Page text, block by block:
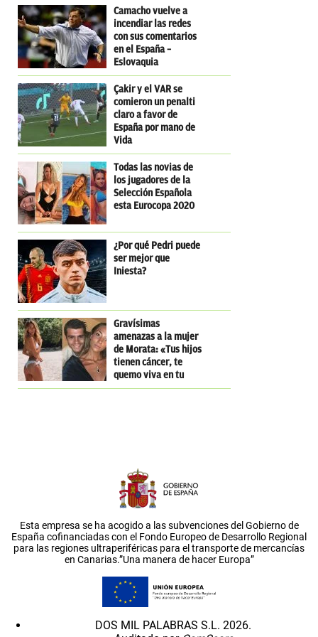
Camacho vuelve a
incendiar las redes
con sus comentarios
en el España –
Eslovaquia
Çakir y el VAR se
comieron un penalti
claro a favor de
España por mano de
Vida
Todas las novias de
los jugadores de la
Selección Española
esta Eurocopa 2020
¿Por qué Pedri puede
ser mejor que
Iniesta?
Gravísimas
amenazas a la mujer
de Morata: «Tus hijos
tienen cáncer, te
quemo viva en tu
casa»
Esta empresa se ha acogido a las subvenciones del Gobierno de
España cofinanciadas con el Fondo Europeo de Desarrollo Regional
para las regiones ultraperiféricas para el transporte de mercancías
en Canarias.”Una manera de hacer Europa”
DOS MIL PALABRAS S.L. 2026.